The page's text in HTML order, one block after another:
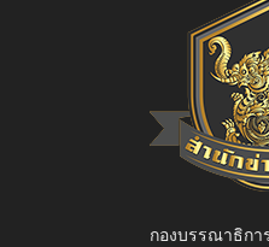
กองบรรณาธิก